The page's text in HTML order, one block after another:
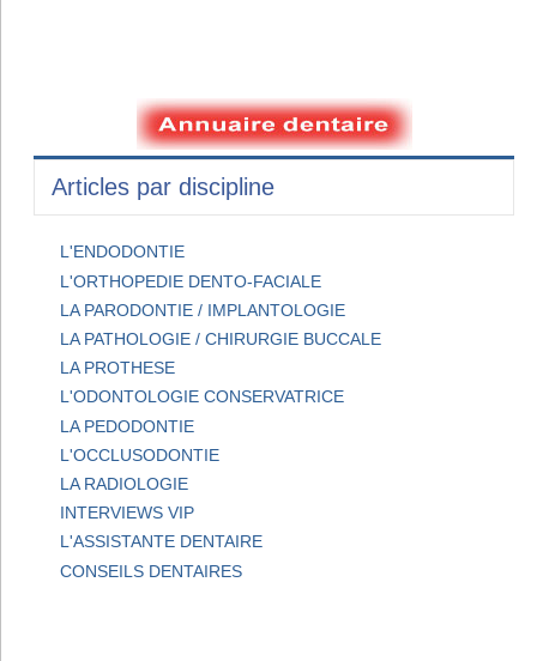
Articles par discipline
L'ENDODONTIE
L'ORTHOPEDIE DENTO-FACIALE
LA PARODONTIE / IMPLANTOLOGIE
LA PATHOLOGIE / CHIRURGIE BUCCALE
LA PROTHESE
L'ODONTOLOGIE CONSERVATRICE
LA PEDODONTIE
L'OCCLUSODONTIE
LA RADIOLOGIE
INTERVIEWS VIP
L'ASSISTANTE DENTAIRE
CONSEILS DENTAIRES